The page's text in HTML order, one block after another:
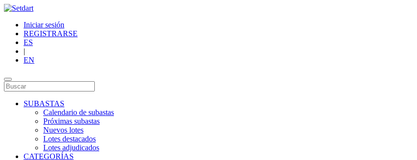
Iniciar sesión
REGISTRARSE
ES
|
EN
SUBASTAS
Calendario de subastas
Próximas subastas
Nuevos lotes
Lotes destacados
Lotes adjudicados
CATEGORÍAS